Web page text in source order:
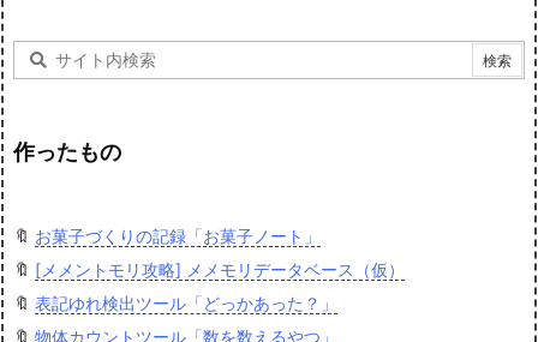
作ったもの
🔖 お菓子づくりの記録「お菓子ノート」
🔖 [メメントモリ攻略] メメモリデータベース（仮）
🔖 表記ゆれ検出ツール「どっかあった？」
🔖 物体カウントツール「数を数えるやつ」